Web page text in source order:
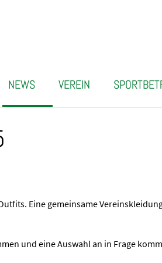
NEWS VEREIN
Eine gemeinsame
und eine Auswahl an in Frage